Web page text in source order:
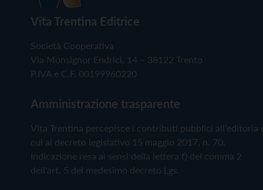
Vita Trentina Editrice
Società Cooperativa
Via Monsignor Endrici, 14 – 38122 Trento
P.IVA e C.F. 00199960220
Amministrazione trasparente
Vita Trentina percepisce i contributi pubblici all'editoria
cui al decreto legislativo 15 maggio 2017, n. 70.
Indicazione resa ai sensi della lettera f) del comma 2
dell'art. 5 del medesimo decreto Lgs.